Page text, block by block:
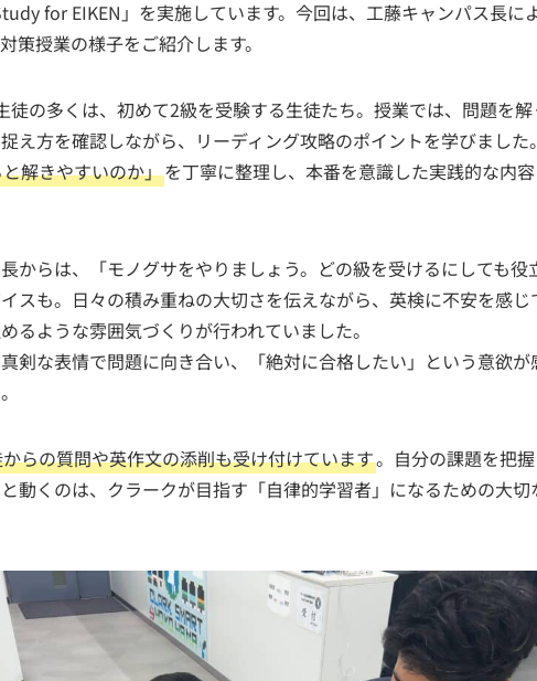
for EIKEN」を実施しています。今回は、工藤キャンパス長に
策授業の様子をご紹介します。
徒の多くは、初めて2級を受験する生徒たち。授業では、問題を
え方を確認しながら、リーディング攻略のポイントを学びました
解きやすいのか」を丁寧に整理し、本番を意識した実践的な内
からは、「モノグサをやりましょう。どの級を受けるにしても役
スも。日々の積み重ねの大切さを伝えながら、英検に不安を感じ
るような雰囲気づくりが行われていました。
剣な表情で問題に向き合い、「絶対に合格したい」という意欲が
らの質問や英作文の添削も受け付けています。自分の課題を把
動くのは、クラークが目指す「自律的学習者」になるための大切